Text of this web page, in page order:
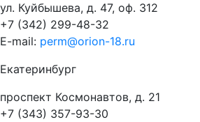
ул. Куйбышева, д. 47, оф. 312
+7 (342) 299-48-32
E-mail: perm@orion-18.ru
Екатеринбург
проспект Космонавтов, д. 21
+7 (343) 357-93-30